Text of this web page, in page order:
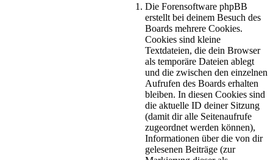
Die Forensoftware phpBB
erstellt bei deinem Besuch des
Boards mehrere Cookies.
Cookies sind kleine
Textdateien, die dein Browser
als temporäre Dateien ablegt
und die zwischen den einzelnen
Aufrufen des Boards erhalten
bleiben. In diesen Cookies sind
die aktuelle ID deiner Sitzung
(damit dir alle Seitenaufrufe
zugeordnet werden können),
Informationen über die von dir
gelesenen Beiträge (zur